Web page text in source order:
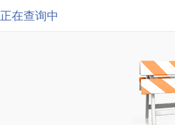
正在查询中